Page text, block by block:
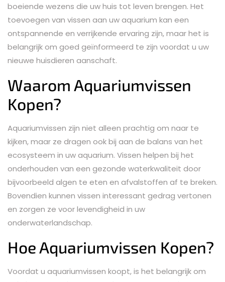
boeiende wezens die uw huis tot leven brengen. Het
toevoegen van vissen aan uw aquarium kan een
ontspannende en verrijkende ervaring zijn, maar het is
belangrijk om goed geïnformeerd te zijn voordat u uw
nieuwe huisdieren aanschaft.
Waarom Aquariumvissen
Kopen?
Aquariumvissen zijn niet alleen prachtig om naar te
kijken, maar ze dragen ook bij aan de balans van het
ecosysteem in uw aquarium. Vissen helpen bij het
onderhouden van een gezonde waterkwaliteit door
bijvoorbeeld algen te eten en afvalstoffen af te breken.
Bovendien kunnen vissen interessant gedrag vertonen
en zorgen ze voor levendigheid in uw
onderwaterlandschap.
Hoe Aquariumvissen Kopen?
Voordat u aquariumvissen koopt, is het belangrijk om